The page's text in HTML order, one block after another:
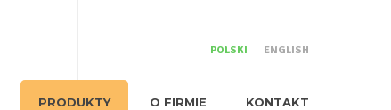
PRODUKTY O FIRMIE KONTAKT
POLSKI ENGLISH